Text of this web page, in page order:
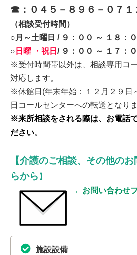
☎：０４５－８９６－０７
（相談受付時間）
○月～土曜日 / ９：００ ～ １８：
○ 日曜 ・祝日 / ９：００ ～ １７：
※受付時間帯以外は、相談専用コ
対応します。
※休館日 (年末年始：
１２月２９日
日コールセンターへの転送となりま
※来所相談をされる際は、お電話
ださい。
【介護のご相談、その他の
らから 】
←お問い合わせ
施設設備